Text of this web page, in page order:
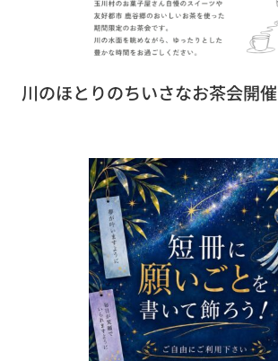
川のほとりのちいさなお茶会開催